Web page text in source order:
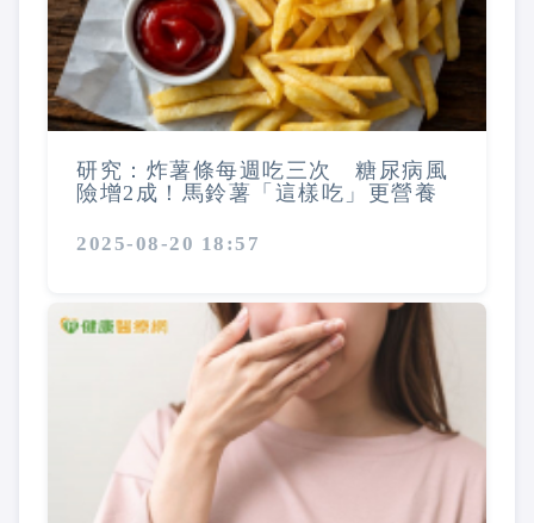
研究：炸薯條每週吃三次 糖尿病風
險增2成！馬鈴薯「這樣吃」更營養
2025-08-20 18:57